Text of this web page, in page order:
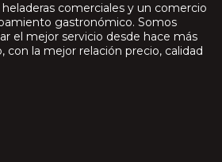
comerciales y un comercio
gastronómico. Somos
el mejor servicio desde hace más
con la mejor relación precio, calidad